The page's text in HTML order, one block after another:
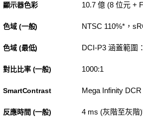
顯示器色彩 10.7 億 (8 位元 +
色域 (一般) NTSC 110%*，
色域 (最低) DCI-P3 涵蓋範圍
對比比率 (一般) 1000:1
SmartContrast Mega Infinity DCR
反應時間 (一般) 4 ms (灰階至灰階